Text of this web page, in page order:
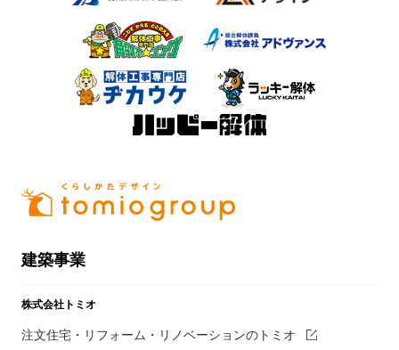
建築事業
株式会社トミオ
注文住宅・リフォーム・リノベーションのトミオ